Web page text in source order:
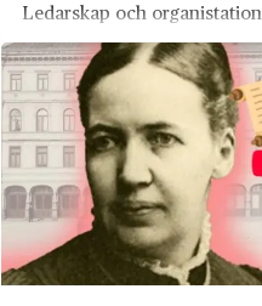
Fyris
G & L Beijer Import och
Galderma
Gambro
GB
General Electric AB
General Motors
Hjo
Hofors
Hova
Hållsta
Ledarskap och organistation